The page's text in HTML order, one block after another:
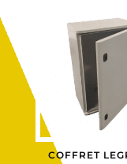
COFFRET